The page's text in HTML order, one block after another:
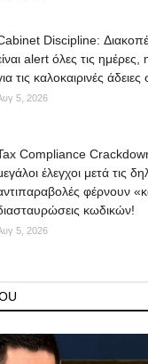
Discipline:
alert όλες τις
τις καλοκαιρινές
5, 2026
Compliance
έλεγχοι μετά τις
φέρνουν
κωδικών!
5, 2026